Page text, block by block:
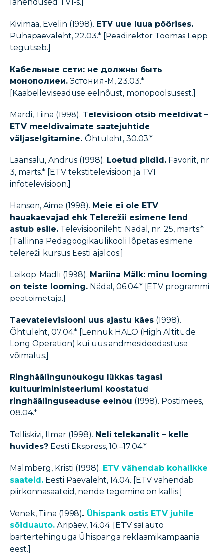
lahendused TV1-s.]
Kivimaa, Evelin (1998). ETV uue luua pöörises.
Pühapäevaleht, 22.03.* [Peadirektor Toomas Lepp
tegutseb.]
Кабельные сети: не должны быть
монополиеи. Эстония-М, 23.03.*
[Kaabelleviseaduse eelnõust, monopoolsusest.]
Mardi, Tiina (1998). Televisioon otsib meeldivat –
ETV meeldivaimate saatejuhtide
väljaselgitamine. Õhtuleht, 30.03.*
Laansalu, Andrus (1998). Loetud pildid. Favoriit, nr
3, märts.* [ETV tekstitelevisioon ja TV1
infotelevisioon.]
Hansen, Aime (1998). Meie ei ole ETV
hauakaevajad ehk Telerežii esimene lend
astub esile. Televisioonileht: Nädal, nr. 25, märts.*
[Tallinna Pedagoogikaülikooli lõpetas esimene
telerežii kursus Eesti ajaloos.]
Leikop, Madli (1998). Mariina Mälk: minu looming
on teiste looming. Nädal, 06.04.* [ETV programmi
peatoimetaja.]
Taevatelevisiooni uus ajastu käes (1998).
Õhtuleht, 07.04.* [Lennuk HALO (High Altitude
Long Operation) kui uus andmesideedastuse
võimalus.]
Ringhäälingunõukogu lükkas tagasi
kultuuriministeeriumi koostatud
ringhäälinguseaduse eelnõu (1998). Postimees,
08.04.*
Telliskivi, Ilmar (1998). Neli telekanalit – kelle
huvides? Eesti Ekspress, 10.–17.04.*
Malmberg, Kristi (1998). ETV vähendab kohalikke
saateid. Eesti Päevaleht, 14.04. [ETV vähendab
piirkonnasaateid, nende tegemine on kallis.]
Venek, Tiina (1998). Ühispank ostis ETV juhile
sõiduauto. Äripäev, 14.04. [ETV sai auto
bartertehinguga Ühispanga reklaamikampaania
eest.]